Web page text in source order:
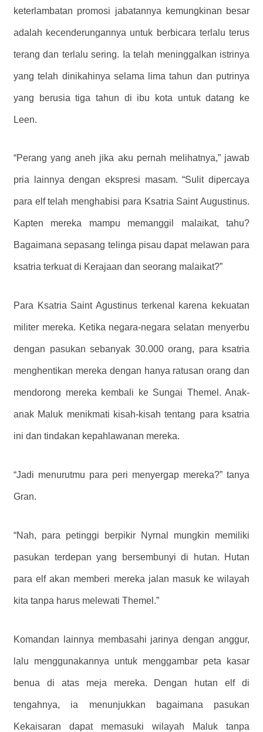
keterlambatan promosi jabatannya kemungkinan besar
adalah kecenderungannya untuk berbicara terlalu terus
terang dan terlalu sering. Ia telah meninggalkan istrinya
yang telah dinikahinya selama lima tahun dan putrinya
yang berusia tiga tahun di ibu kota untuk datang ke
Leen.
“Perang yang aneh jika aku pernah melihatnya,” jawab
pria lainnya dengan ekspresi masam. “Sulit dipercaya
para elf telah menghabisi para Ksatria Saint Augustinus.
Kapten mereka mampu memanggil malaikat, tahu?
Bagaimana sepasang telinga pisau dapat melawan para
ksatria terkuat di Kerajaan dan seorang malaikat?”
Para Ksatria Saint Agustinus terkenal karena kekuatan
militer mereka. Ketika negara-negara selatan menyerbu
dengan pasukan sebanyak 30.000 orang, para ksatria
menghentikan mereka dengan hanya ratusan orang dan
mendorong mereka kembali ke Sungai Themel. Anak-
anak Maluk menikmati kisah-kisah tentang para ksatria
ini dan tindakan kepahlawanan mereka.
“Jadi menurutmu para peri menyergap mereka?” tanya
Gran.
“Nah, para petinggi berpikir Nyrnal mungkin memiliki
pasukan terdepan yang bersembunyi di hutan. Hutan
para elf akan memberi mereka jalan masuk ke wilayah
kita tanpa harus melewati Themel.”
Komandan lainnya membasahi jarinya dengan anggur,
lalu menggunakannya untuk menggambar peta kasar
benua di atas meja mereka. Dengan hutan elf di
tengahnya, ia menunjukkan bagaimana pasukan
Kekaisaran dapat memasuki wilayah Maluk tanpa